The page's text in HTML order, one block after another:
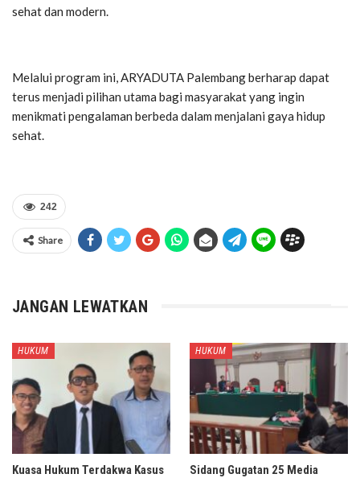
sehat dan modern.
Melalui program ini, ARYADUTA Palembang berharap dapat
terus menjadi pilihan utama bagi masyarakat yang ingin
menikmati pengalaman berbeda dalam menjalani gaya hidup
sehat.
242
Share
JANGAN LEWATKAN
HUKUM
Kuasa Hukum Terdakwa Kasus
HUKUM
Sidang Gugatan 25 Media